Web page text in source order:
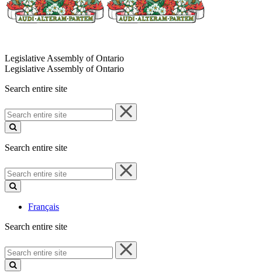
Legislative Assembly of Ontario
Legislative Assembly of Ontario
Search entire site
Search
entire
site
Search entire site
Search
entire
site
Français
Search entire site
Search
entire
site